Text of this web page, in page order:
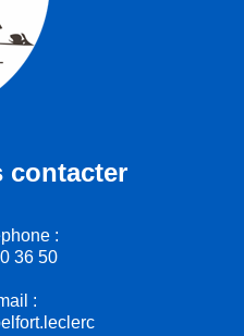
contacter
:
36 50
: